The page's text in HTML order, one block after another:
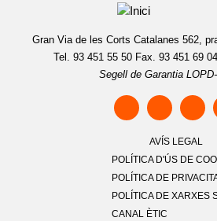
Gran Via de les Corts Catalanes 562,
Tel. 93 451 55 50 Fax. 93 451 69 04
Segell de Garantia
AVÍS LEGAL
POLÍTICA D'ÚS DE
POLÍTICA DE
POLÍTICA DE XARXES
CANAL ÈTIC